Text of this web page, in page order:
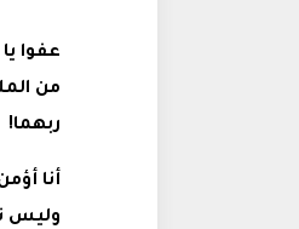
عفوا
من
ربهما!
أنا
وليس